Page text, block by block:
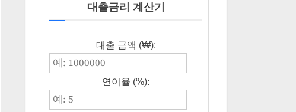
대출금리 계산기
대출 금액 (₩):
연이율 (%):